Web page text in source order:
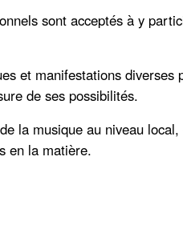
sont acceptés à y
et manifestations diverses
de ses possibilités.
la musique au niveau
en la matière.